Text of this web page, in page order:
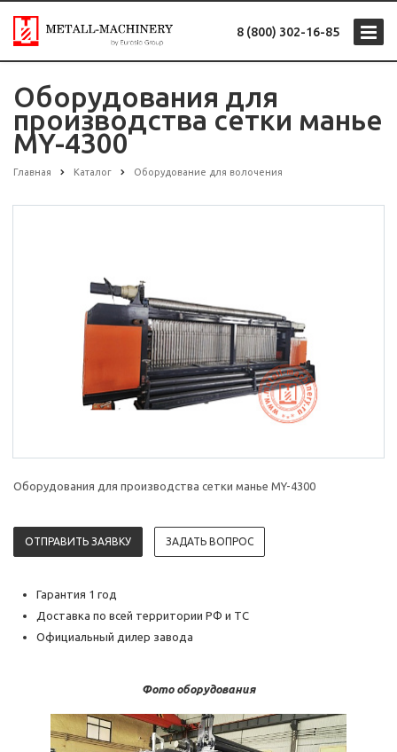
8 (800) 302-16-85
Оборудования для
производства сетки манье
MY-4300
Главная Каталог Оборудование для волочения
Оборудования для производства сетки манье MY-4300
ОТПРАВИТЬ ЗАЯВКУ ЗАДАТЬ ВОПРОС
Гарантия 1 год
Доставка по всей территории РФ и ТС
Официальный дилер завода
Фото оборудования